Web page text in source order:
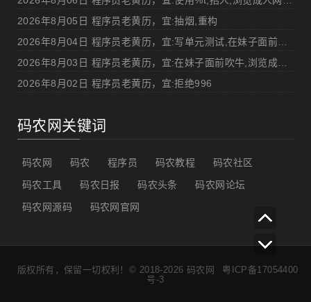
2026年8月05日 程序员老黄历，宜:抽烟,重构
2026年8月02日 程序员老黄历，宜:拒绝996
码农网关键词
码农网 码农 程序员 码农教程
码农社区
码农工具
码农日报 码农头条
码农网论坛
码农网源码
码农网官网
版权所有，保留一切权利！© 2018-2026 码农网
粤ICP备17054400
号-3